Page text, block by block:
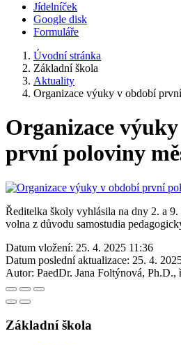
Jídelníček
Google disk
Formuláře
Úvodní stránka
Základní škola
Aktuality
Organizace výuky v období
Organizace
první poloviny
Ředitelka školy vyhlásila na dny 2. a
volna z důvodu samostudia
Datum vložení: 25. 4. 2025 11:36
Datum poslední aktualizace: 25. 4.
Autor: PaedDr. Jana Foltýnová, Ph.D.,
Základní škola